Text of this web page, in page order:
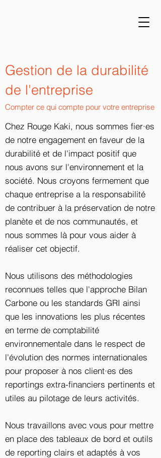
Gestion de la durabilité
de l'entreprise
Compter ce qui compte pour votre entreprise
Chez Rouge Kaki, nous sommes fier·es
de notre engagement en faveur de la
durabilité et de l'impact positif que
nous avons sur l'environnement et la
société. Nous croyons fermement que
chaque entreprise a la responsabilité
de contribuer à la préservation de notre
planète et de nos communautés, et
nous sommes là pour vous aider à
réaliser cet objectif.
Nous utilisons des méthodologies
reconnues telles que l'approche Bilan
Carbone ou les standards GRI ainsi
que les innovations les plus récentes
en terme de comptabilité
environnementale dans le respect de
l'évolution des normes internationales
pour proposer à nos client·es des
reportings extra-financiers pertinents et
utiles au pilotage de leurs activités.
Nous travaillons avec vous pour mettre
en place des tableaux de bord et outils
de reporting clairs et adaptés à vos